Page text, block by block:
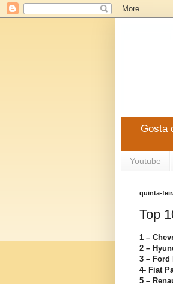
Gosta
Youtube
quinta-
Top
1 –
2 –
3 – Ford
4- Fiat
5 –